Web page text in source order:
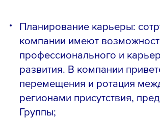
Планирование карьеры:
компании имеют
профессионального и
развития. В компании
перемещения и ротация
регионами присутствия,
Группы;